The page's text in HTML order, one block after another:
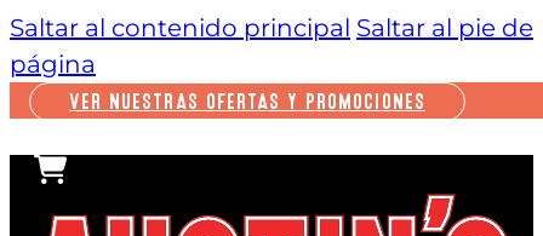
Saltar al contenido principal Saltar al pie de
página
VER NUESTRAS OFERTAS Y PROMOCIONES